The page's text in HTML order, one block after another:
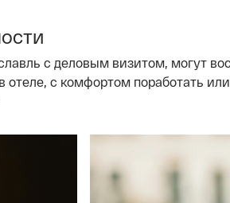
с деловым визитом, могут
отеле, с комфортом поработать